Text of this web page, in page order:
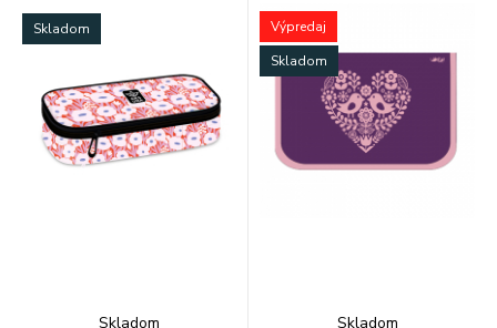
Skladom
Skladom
Výpredaj
Skladom
Skladom